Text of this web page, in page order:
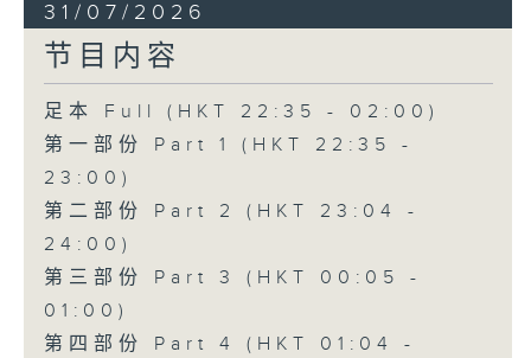
31/07/2026
节目内容
足本 Full (HKT 22:35 - 02:00)
第一部份 Part 1 (HKT 22:35 -
23:00)
第二部份 Part 2 (HKT 23:04 -
24:00)
第三部份 Part 3 (HKT 00:05 -
01:00)
第四部份 Part 4 (HKT 01:04 -